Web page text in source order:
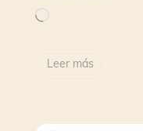
Cargando...
Leer más